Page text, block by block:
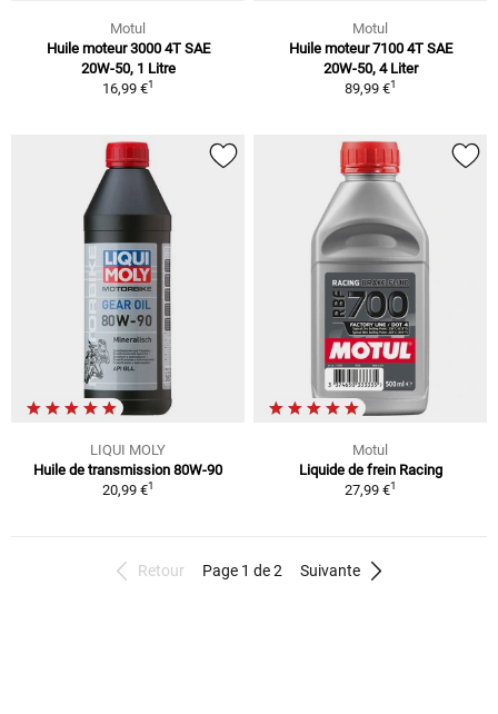
Motul
Huile moteur 3000 4T SAE
20W-50, 1 Litre
16,99 €1
Motul
Huile moteur 7100 4T SAE
20W-50, 4 Liter
89,99 €1
LIQUI MOLY
Huile de transmission 80W-90
20,99 €1
Motul
Liquide de frein Racing
27,99 €1
Retour Page 1 de 2 Suivante